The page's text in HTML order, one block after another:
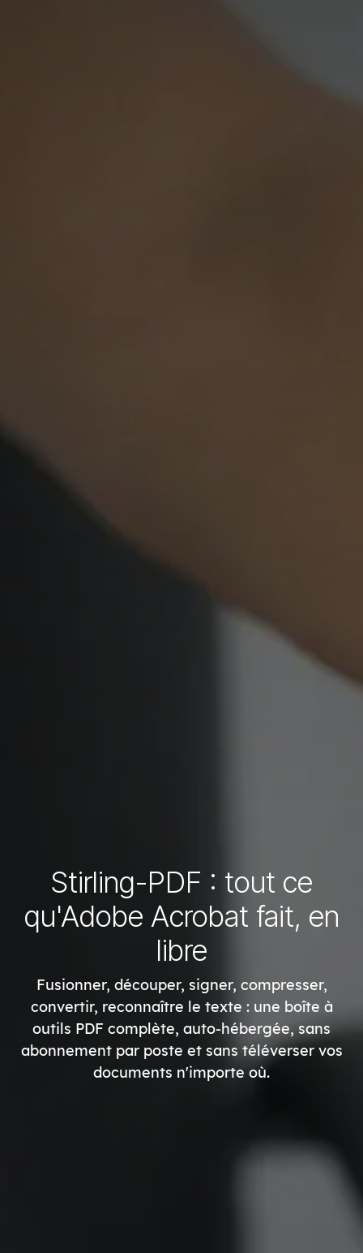
Stirling-PDF : tout ce
qu'Adobe Acrobat fait, en
libre
Fusionner, découper, signer, compresser,
convertir, reconnaître le texte : une boîte à
outils PDF complète, auto-hébergée, sans
abonnement par poste et sans téléverser vos
documents n'importe où.